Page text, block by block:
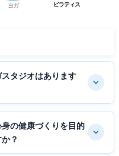
ヨガ ピラティス
タジオはあります
の健康づくりを目的
？